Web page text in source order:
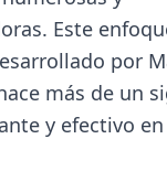
Este
por
más de un
y efectivo